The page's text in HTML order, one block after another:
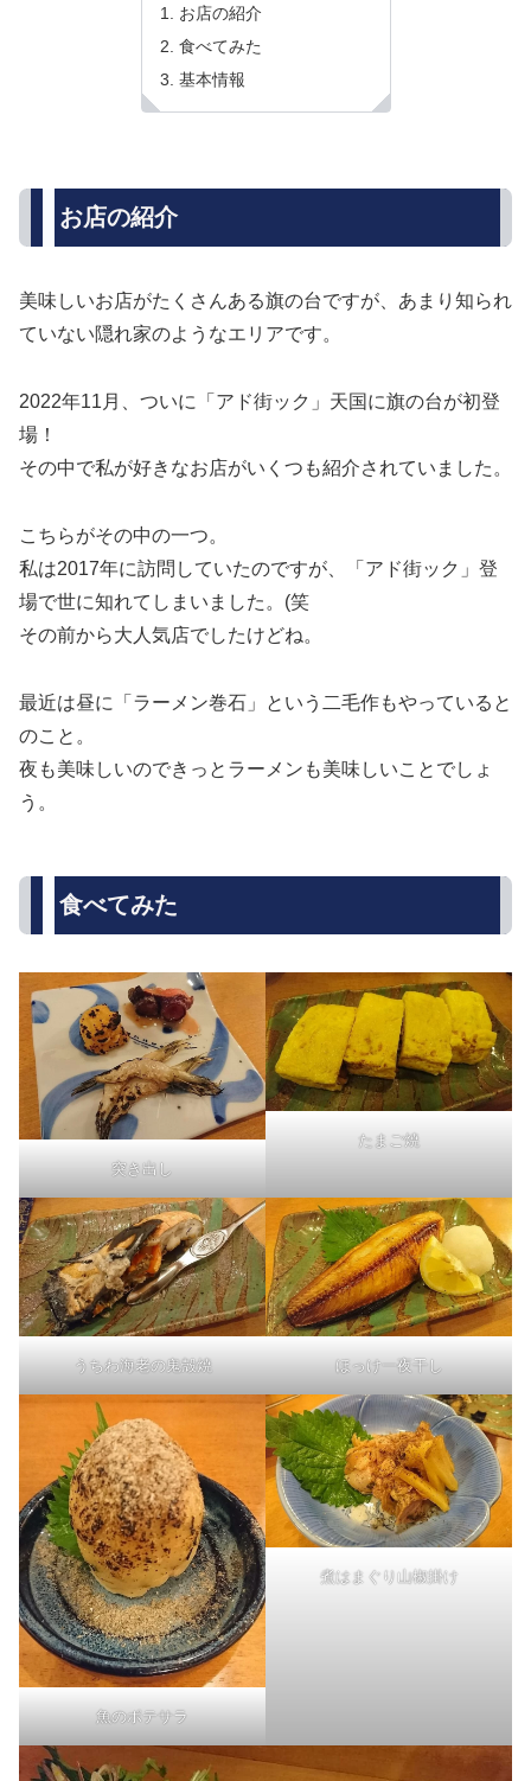
お店の紹介
食べてみた
基本情報
お店の紹介
美味しいお店がたくさんある旗の台ですが、あまり知られ
ていない隠れ家のようなエリアです。
2022年11月、ついに「アド街ック」天国に旗の台が初登
場！
その中で私が好きなお店がいくつも紹介されていました。
こちらがその中の一つ。
私は2017年に訪問していたのですが、「アド街ック」登
場で世に知れてしまいました。(笑
その前から大人気店でしたけどね。
最近は昼に「ラーメン巻石」という二毛作もやっていると
のこと。
夜も美味しいのできっとラーメンも美味しいことでしょ
う。
食べてみた
突き出し
たまご焼
うちわ海老の鬼殻焼 ほっけ一夜干し
魚のポテサラ
煮はまぐり山椒掛け